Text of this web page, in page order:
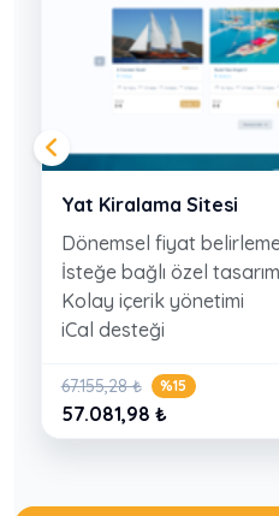
Yat Kiralama Sitesi
Dönemsel fiyat
İsteğe bağlı özel tasarım
Kolay içerik yönetimi
iCal desteği
67.155,28 ₺ %15
57.081,98 ₺